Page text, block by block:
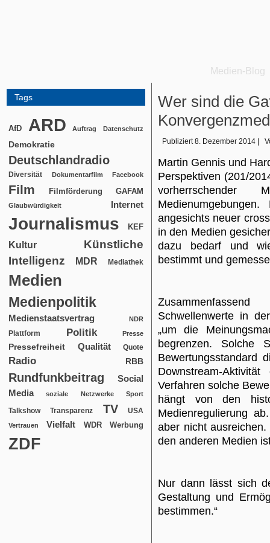
Medien-Blog
Tags
AfD ARD Auftrag Datenschutz
Demokratie
Deutschlandradio
Diversität Dokumentarfilm Facebook
Film Filmförderung GAFAM
Glaubwürdigkeit Internet
Journalismus KEF
Kultur
Künstliche
Intelligenz
MDR Mediathek
Medien
Medienpolitik
Medienstaatsvertrag NDR
Plattform Politik Presse
Pressefreiheit Qualität Quote
Radio RBB
Rundfunkbeitrag
Social
Media
soziale Netzwerke Sport
Talkshow Transparenz TV USA
Vertrauen Vielfalt WDR Werbung
ZDF
Wer sind die
Publiziert 8. Dezember 2014
Martin Gennis und
Perspektiven (201/
vorherrschender
angesichts neuer
in den Medien
dazu bedarf und
bestimmt und
Schwellenwerte in
„um die
begrenzen. Solche
Bewertungsstandard
Downstream-
Verfahren solche
hängt von den
Medienregulierung
aber nicht
den anderen Medien
Nur dann lässt sich
Gestaltung und
bestimmen.“